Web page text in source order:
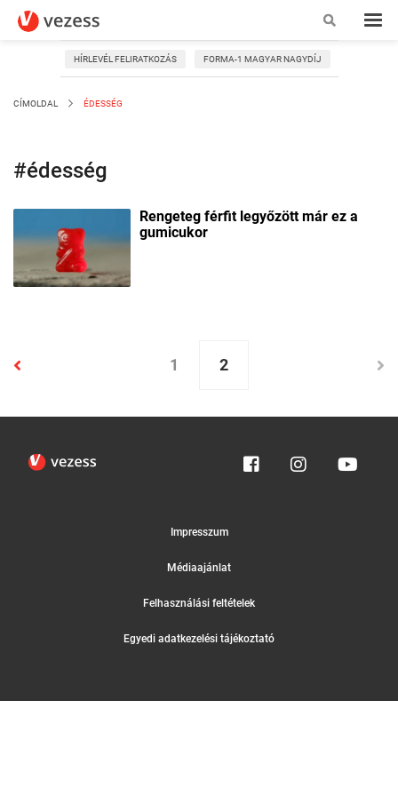
HÍRLEVÉL FELIRATKOZÁS FORMA-1 MAGYAR NAGYDÍJ
CÍMOLDAL ÉDESSÉG
#édesség
Rengeteg férfit legyőzött már ez a
gumicukor
1 2
Impresszum
Médiaajánlat
Felhasználási feltételek
Egyedi adatkezelési tájékoztató